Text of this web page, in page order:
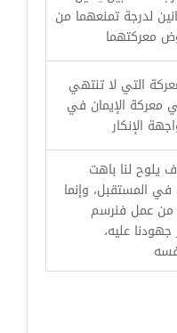
لدرجة تمنعهما من
معركتهما
التي لا تنتهي
معركة الإيمان في
الإنكار
يلوح لنا باهت
المستقبل، وإنما
من عمل فنرسم
عليه،